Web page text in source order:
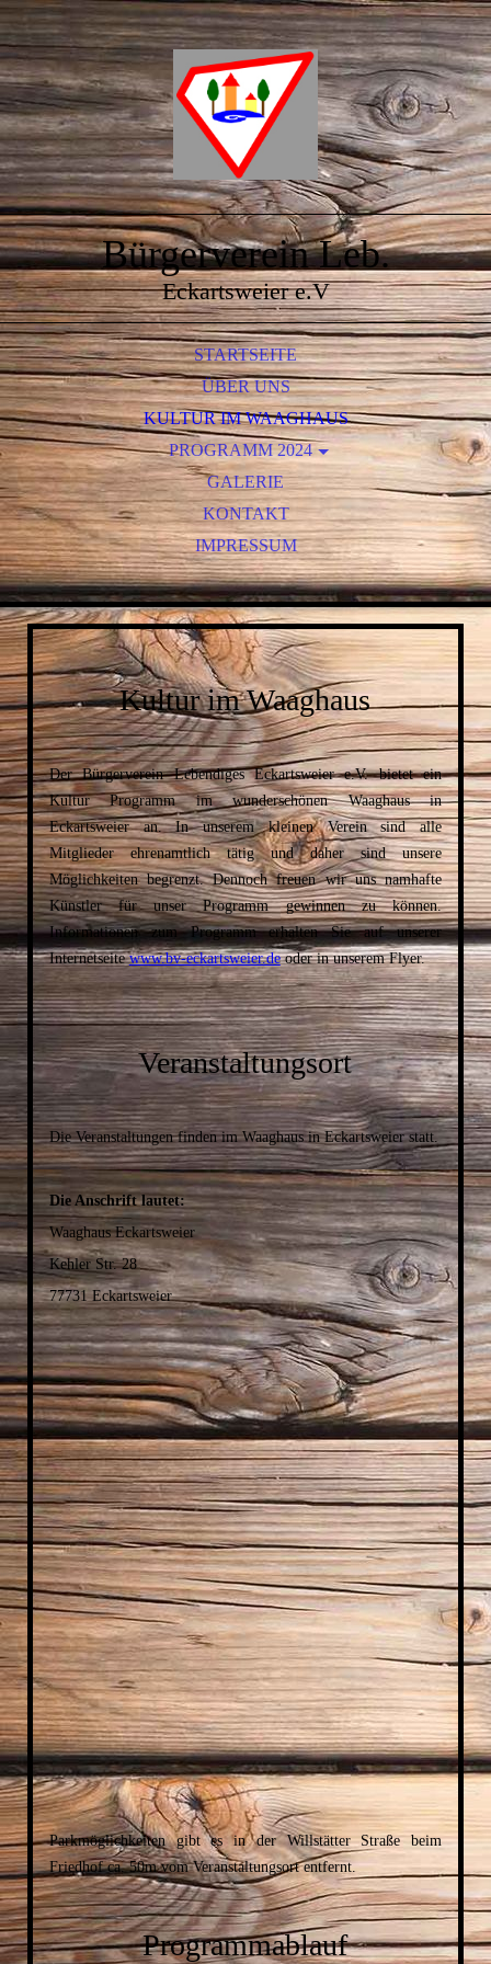
Bürgerverein Leb.
Eckartsweier e.V
STARTSEITE
ÜBER UNS
KULTUR IM WAAGHAUS
PROGRAMM 2024
MARIANNE SCHÄTZLE
PETER LÖHMANN - KINDERVERANSTALTUNG
PETER LÖHMANN
WERNER KOCZWARA
JUNGE JUNGE!
JUSTUS KRUX
GALERIE
KONTAKT
IMPRESSUM
Kultur im Waaghaus
Der Bürgerverein Lebendiges Eckartsweier e.V. bietet ein
Kultur Programm im wunderschönen Waaghaus in
Eckartsweier an. In unserem kleinen Verein sind alle
Mitglieder ehrenamtlich tätig und daher sind unsere
Möglichkeiten begrenzt. Dennoch freuen wir uns namhafte
Künstler für unser Programm gewinnen zu können.
Informationen zum Programm erhalten Sie auf unserer
Internetseitewww.bv-eckartsweier.deoder in unserem Flyer.
Veranstaltungsort
Die Veranstaltungen finden im Waaghaus in Eckartsweier statt.
Die Anschrift lautet:
Waaghaus Eckartsweier
Kehler Str. 28
77731 Eckartsweier
Parkmöglichkeiten gibt es in der Willstätter Straße beim
Friedhof ca. 50m vom Veranstaltungsort entfernt.
Programmablauf